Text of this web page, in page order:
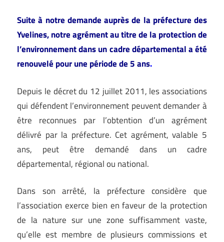
Suite à notre demande auprès de la préfecture des
Yvelines, notre agrément au titre de la protection de
l’environnement dans un cadre départemental a été
renouvelé pour une période de 5 ans.
Depuis le décret du 12 juillet 2011, les associations
qui défendent l’environnement peuvent demander à
être reconnues par l’obtention d’un agrément
délivré par la préfecture. Cet agrément, valable 5
ans, peut être demandé dans un cadre
départemental, régional ou national.
Dans son arrêté, la préfecture considère que
l’association exerce bien en faveur de la protection
de la nature sur une zone suffisamment vaste,
qu’elle est membre de plusieurs commissions et